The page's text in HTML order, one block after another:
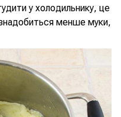
у холодильнику, це
менше муки,